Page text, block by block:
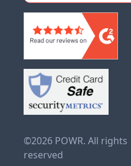
©2026 POWR. All rights
reserved